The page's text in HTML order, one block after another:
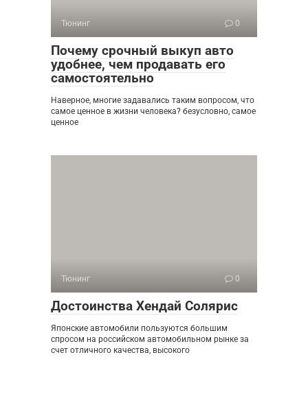
Тюнинг 0
Почему срочный выкуп авто
удобнее, чем продавать его
самостоятельно
Наверное, многие задавались таким вопросом, что
самое ценное в жизни человека? безусловно, самое
ценное
Тюнинг 0
Достоинства Хендай Солярис
Японские автомобили пользуются большим
спросом на российском автомобильном рынке за
счет отличного качества, высокого